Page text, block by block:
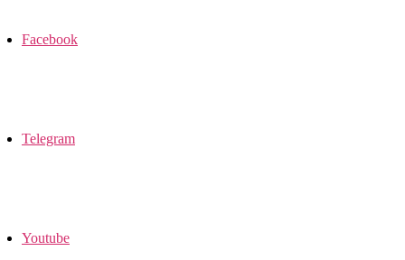
Facebook
Telegram
Youtube